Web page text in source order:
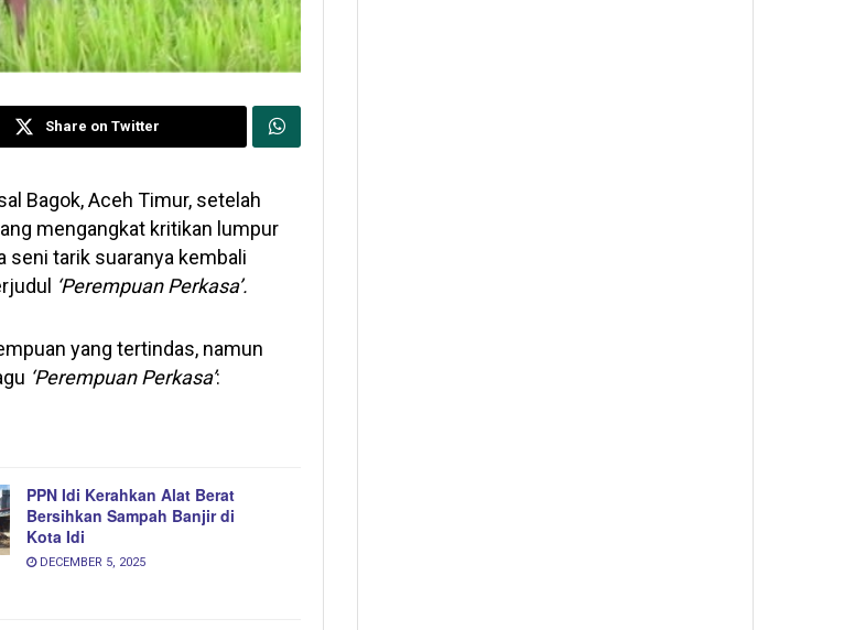
Share on Twitter
Bagok, Aceh Timur, setelah
mengangkat kritikan lumpur
seni tarik suaranya kembali
‘Perempuan Perkasa’.
yang tertindas, namun
‘Perempuan Perkasa’:
PPN Idi Kerahkan Alat Berat
Bersihkan Sampah Banjir di
Kota Idi
DECEMBER 5, 2025